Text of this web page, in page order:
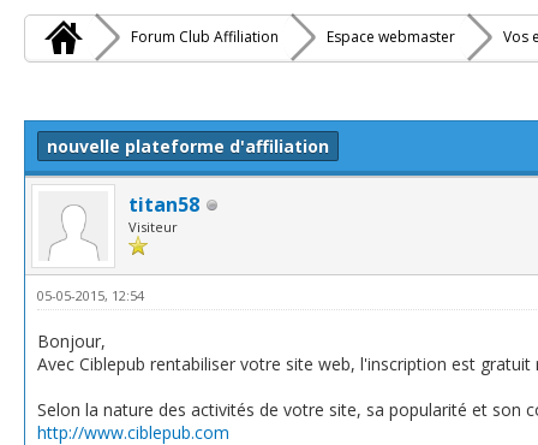
Forum Club Affiliation Espace webmaster Vos
nouvelle plateforme d'affiliation
titan58
Visiteur
05-05-2015, 12:54
Bonjour,
Avec Ciblepub rentabiliser votre site web, l'inscription est
Selon la nature des activités de votre site, sa popularité et son
http://www.ciblepub.com